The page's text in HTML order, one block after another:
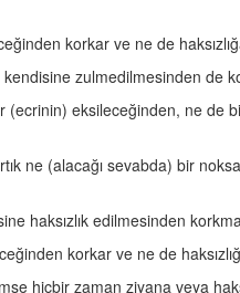
korkar ve ne de
zulmedilmesinden de
eksileceğinden, ne de
ne (alacağı sevabda) bir
haksızlık edilmesinden
korkar ve ne de
hiçbir zaman ziyana veya